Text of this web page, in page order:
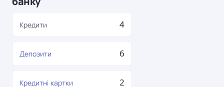
Кредити 4
Депозити 6
Кредитні картки 2